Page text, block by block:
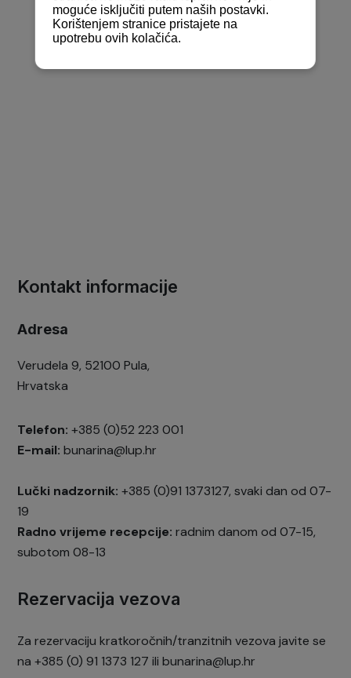
Kontakt informacije
Adresa
Verudela 9, 52100 Pula,
Hrvatska
Telefon: +385 (0)52 223 001
E-mail: bunarina@lup.hr
Lučki nadzornik: +385 (0)91 1373127, svaki dan od 07-
19
Radno vrijeme recepcije: radnim danom od 07-15,
subotom 08-13
Rezervacija vezova
Za rezervaciju kratkoročnih/tranzitnih vezova javite se
na +385 (0) 91 1373 127 ili bunarina@lup.hr